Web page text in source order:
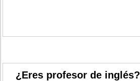
¿Eres profesor de inglés?